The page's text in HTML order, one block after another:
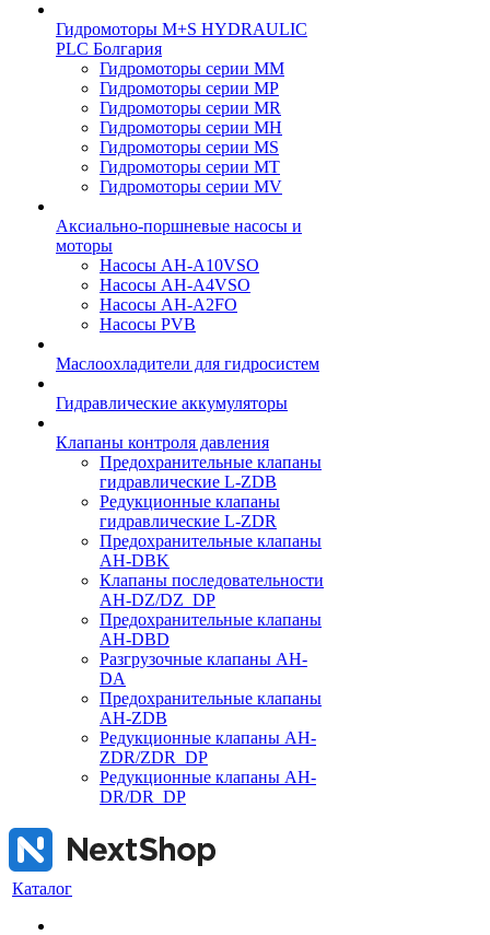
Гидромоторы M+S HYDRAULIC
PLC Болгария
Гидромоторы серии ММ
Гидромоторы серии МP
Гидромоторы серии МR
Гидромоторы серии МH
Гидромоторы серии МS
Гидромоторы серии МT
Гидромоторы серии МV
Аксиально-поршневые насосы и
моторы
Насосы AH-A10VSO
Насосы AH-A4VSO
Насосы AH-A2FO
Насосы PVB
Маслоохладители для гидросистем
Гидравлические аккумуляторы
Клапаны контроля давления
Предохранительные клапаны
гидравлические L-ZDB
Редукционные клапаны
гидравлические L-ZDR
Предохранительные клапаны
AH-DBK
Клапаны последовательности
AH-DZ/DZ_DP
Предохранительные клапаны
AH-DBD
Разгрузочные клапаны AH-
DA
Предохранительные клапаны
AH-ZDB
Редукционные клапаны AH-
ZDR/ZDR_DP
Редукционные клапаны AH-
DR/DR_DP
Каталог